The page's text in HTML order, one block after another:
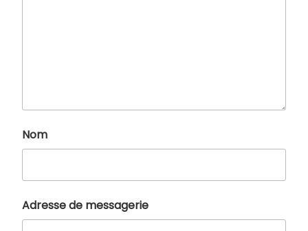
Nom
Adresse de messagerie